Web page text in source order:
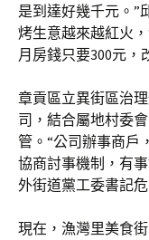
是到達好幾千元。”
烤生意越來越紅火
月房錢只要300元，
章貢區立異街區治
司，結合屬地村委
管。“公司辦事商戶
協商討事機制，有
外街道黨工委書記
現在，漁灣里美食